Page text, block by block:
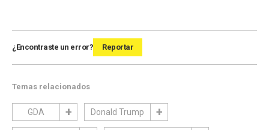
¿Encontraste un error? Reportar
Temas relacionados
GDA Donald Trump